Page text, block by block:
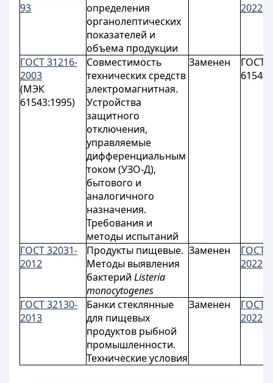
93
определения
органолептических
показателей и
объема продукции
2022
ГОСТ 31216-
2003
(МЭК
61543:1995)
Совместимость
технических средств
электромагнитная.
Устройства
защитного
отключения,
управляемые
дифференциальным
током (УЗО-Д),
бытового и
аналогичного
назначения.
Требования и
методы испытаний
Заменен
ГОСТ
ГОСТ 32031-
2012
Продукты пищевые.
Методы выявления
бактерий Listeria
monocytogenes
Заменен
ГОСТ
2022
ГОСТ 32130-
2013
Банки стеклянные
для пищевых
продуктов рыбной
промышленности.
Технические условия
Заменен
ГОСТ
2022